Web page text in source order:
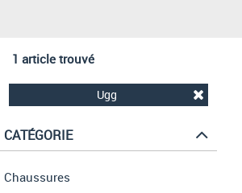
1 article trouvé
Ugg
CATÉGORIE
Chaussures